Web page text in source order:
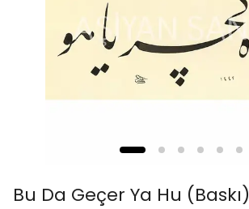
Bu Da Geçer Ya Hu (Baskı)